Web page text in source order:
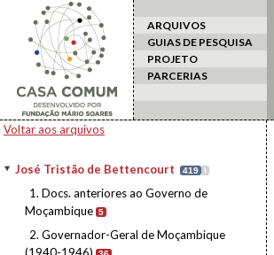
ARQUIVOS
GUIAS DE PESQUISA
PROJETO
PARCERIAS
Voltar aos arquivos
José Tristão de Bettencourt 419 I
1. Docs. anteriores ao Governo de
Moçambique 5
2. Governador-Geral de Moçambique